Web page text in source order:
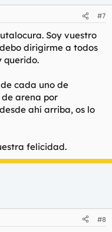
#7
Soy vuestro
dirigirme a todos
querido.
cada uno de
arena por
ahí arriba, os lo
felicidad.
#8